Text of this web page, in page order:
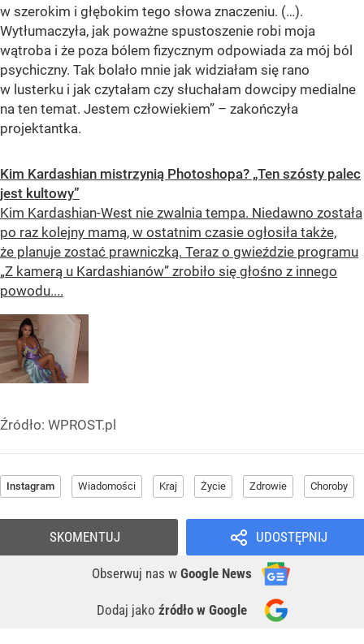
w szerokim i głębokim tego słowa znaczeniu. (…).
Wytłumaczyła, jak poważne spustoszenie robi moja
wątroba i że poza bólem fizycznym odpowiada za mój ból
psychiczny. Tak bolało mnie jak widziałam się rano
w lusterku i jak czytałam czy słuchałam dowcipy medialne
na ten temat. Jestem człowiekiem” – zakończyła
projektantka.
Kim Kardashian mistrzynią Photoshopa? „Ten szósty palec
jest kultowy”
Kim Kardashian-West nie zwalnia tempa. Niedawno została
po raz kolejny mamą, w ostatnim czasie ogłosiła także,
że planuje zostać prawniczką. Teraz o gwieździe programu
„Z kamerą u Kardashianów” zrobiło się głośno z innego
powodu....
Źródło: WPROST.pl
Instagram Wiadomości Kraj Życie Zdrowie Choroby
UDOSTĘPNIJ
Obserwuj nas w Google News
Dodaj jako źródło w Google
SKOMENTUJ